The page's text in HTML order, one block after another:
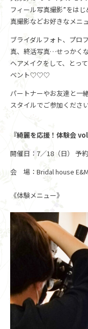
フィール写真撮影”をは
真撮影などお好きなメニ
ブライダルフォト、プロ
真、終活写真…せっかく
ヘアメイクをして、とっ
ベント♡♡♡
パートナーやお友達と一
スタイルでご参加ください
『綺麗を応援！体験会
開催日：7／18（日） 予
会 場：Bridal house E&M
《体験メニュー》